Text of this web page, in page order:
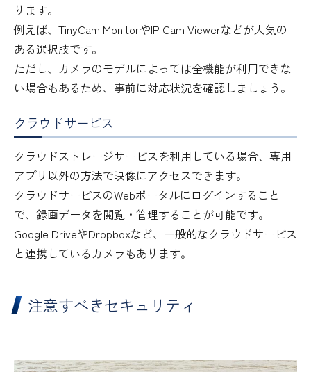
ります。
例えば、TinyCam MonitorやIP Cam Viewerなどが人気の
ある選択肢です。
ただし、カメラのモデルによっては全機能が利用できな
い場合もあるため、事前に対応状況を確認しましょう。
クラウドサービス
クラウドストレージサービスを利用している場合、専用
アプリ以外の方法で映像にアクセスできます。
クラウドサービスのWebポータルにログインすること
で、録画データを閲覧・管理することが可能です。
Google DriveやDropboxなど、一般的なクラウドサービス
と連携しているカメラもあります。
注意すべきセキュリティ